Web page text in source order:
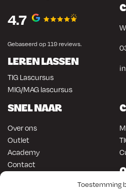
Toestemming
4.7
Gebaseerd op 119 reviews.
LEREN LASSEN
TIG Lascursus
MIG/MAG lascursus
SNEL NAAR
Over ons
Outlet
Academy
Contact
ONLINE KOPEN